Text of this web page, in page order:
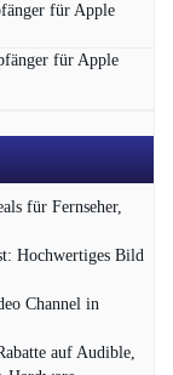
für Apple
für Apple
für Fernseher,
Hochwertiges Bild
Channel in
auf Audible,